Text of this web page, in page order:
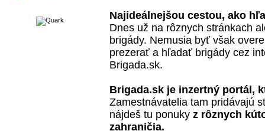
Najideálnejšou cestou, ako
Dnes už na rôznych stránkach
brigády. Nemusia byť však
prezerať a hľadať brigády cez
Brigada.sk.
Brigada.sk je inzertný portál,
Zamestnávatelia tam pridávajú
nájdeš tu ponuky z rôznych
zahraničia.